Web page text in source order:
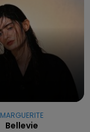
MARGUERITE
Bellevie